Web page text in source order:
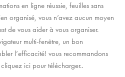
en ligne réussie, feuilles sans
organisé, vous n’avez aucun moyen
de vous aider à vous organiser.
multi-fenêtre, un bon
l’efficacité! vous recommandons
ici pour télécharger..